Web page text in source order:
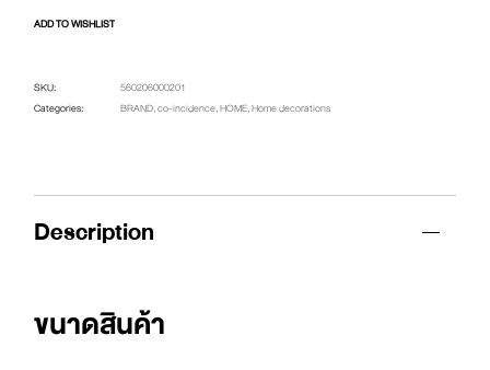
ADD TO WISHLIST
SKU:
560206000201
Categories:
BRAND,co-incidence,HOME,Home decorations
Description
ขนาดสินค้า